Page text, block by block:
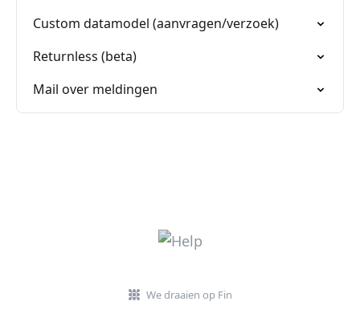
Custom datamodel (aanvragen/verzoek)
Returnless (beta)
Mail over meldingen
We draaien op Fin